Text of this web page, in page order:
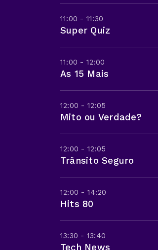
11:00 - 11:30
Super Quiz
11:00 - 12:00
As 15 Mais
12:00 - 12:05
Mito ou Verdade?
12:00 - 12:05
Trânsito Seguro
12:00 - 14:20
Hits 80
13:30 - 13:40
Tech News